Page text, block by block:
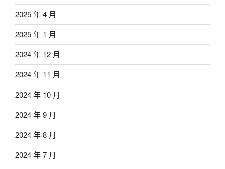
2025 年 4 月
2025 年 1 月
2024 年 12 月
2024 年 11 月
2024 年 10 月
2024 年 9 月
2024 年 8 月
2024 年 7 月